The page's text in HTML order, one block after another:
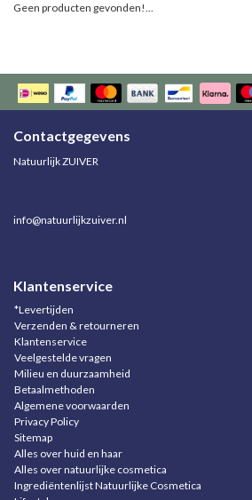
Geen producten gevonden!...
Contactgegevens
Natuurlijk ZUIVER
info@natuurlijkzuiver.nl
Klantenservice
*Levertijden
Verzenden & retourneren
Klantenservice
Veelgestelde vragen
Milieu en duurzaamheid
Betaalmethoden
Algemene voorwaarden
Privacy Policy
Sitemap
Alles over huid en haar
Alles over natuurlijke cosmetica
Ingrediëntenlijst Natuurlijke Cosmetica